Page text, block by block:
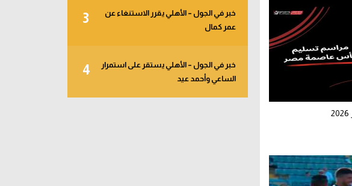
3
خبر في الجول – الأهلي يقرر الاستنغاء عن
عمر كمال
4
خبر في الجول – الأهلي يستقر على استمرار
الساعي وأحمد عيد